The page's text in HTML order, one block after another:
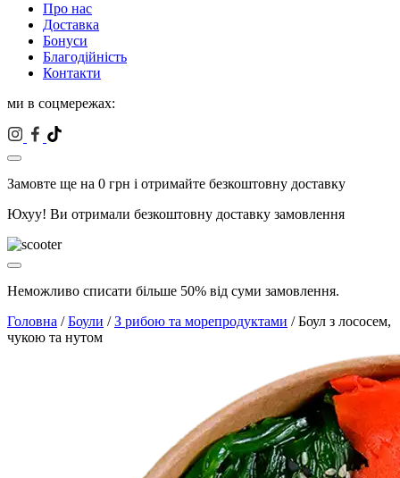
Про нас
Доставка
Бонуси
Благодійність
Контакти
ми в соцмережах:
Замовте ще на 0 грн і отримайте безкоштовну доставку
Юхуу! Ви отримали безкоштовну доставку замовлення
Неможливо списати більше 50% від суми замовлення.
Головна /Боули /З рибою та морепродуктами / Боул з лососем,
чукою та нутом